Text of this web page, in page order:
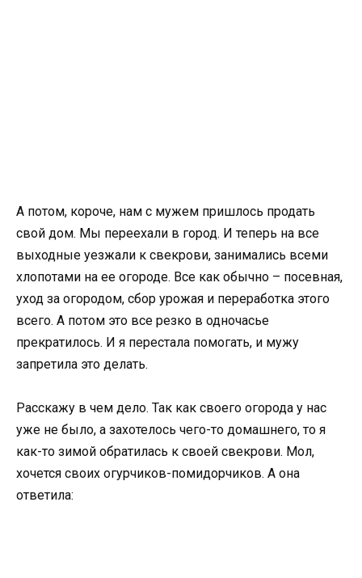
А потом, короче, нам с мужем пришлось продать
свой дом. Мы переехали в город. И теперь на все
выходные уезжали к свекрови, занимались всеми
хлопотами на ее огороде. Все как обычно – посевная,
уход за огородом, сбор урожая и переработка этого
всего. А потом это все резко в одночасье
прекратилось. И я перестала помогать, и мужу
запретила это делать.
Расскажу в чем дело. Так как своего огорода у нас
уже не было, а захотелось чего-то домашнего, то я
как-то зимой обратилась к своей свекрови. Мол,
хочется своих огурчиков-помидорчиков. А она
ответила: